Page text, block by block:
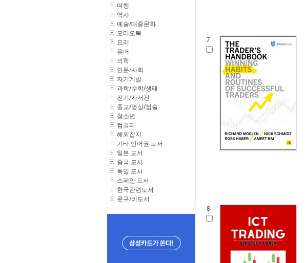
여행
역사
예술/대중문화
오디오북
요리
유머
의학
인문/사회
자기계발
과학/수학/생태
전기/자서전
종교/명상/점술
청소년
컴퓨터
해외잡지
기타 언어권 도서
일본 도서
중국 도서
독일 도서
스페인 도서
한국관련도서
문구/비도서
7.
8.